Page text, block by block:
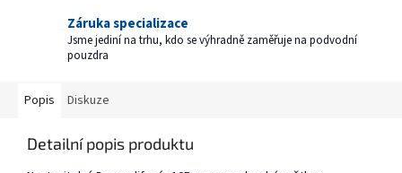
Záruka specializace
Jsme jediní na trhu, kdo se výhradně zaměřuje na podvodní
pouzdra
Popis Diskuze
Detailní popis produktu